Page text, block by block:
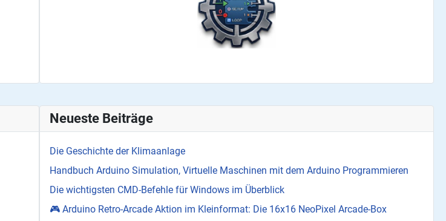
Neueste Beiträge
Die Geschichte der Klimaanlage
Handbuch Arduino Simulation, Virtuelle Maschinen mit dem Arduino Programmieren
Die wichtigsten CMD-Befehle für Windows im Überblick
🎮 Arduino Retro-Arcade Aktion im Kleinformat: Die 16x16 NeoPixel Arcade-Box